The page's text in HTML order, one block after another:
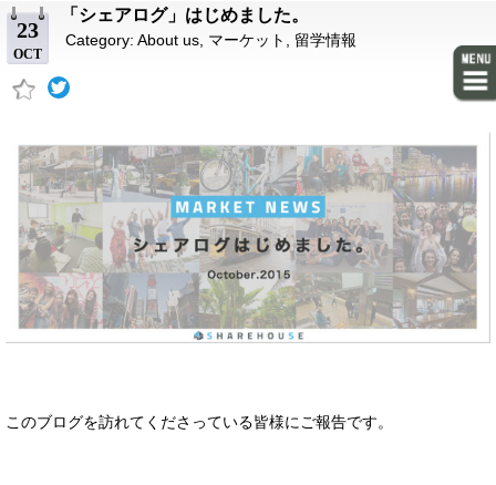
23
OCT
「シェアログ」はじめました。
Category: About us マーケット 留学情報
このブログを訪れてくださっている皆様にご報告です。